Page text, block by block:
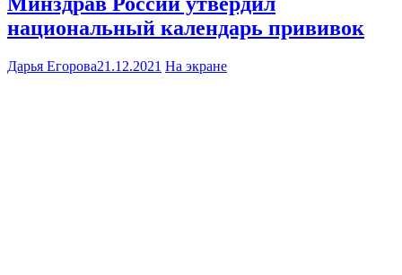
национальный календарь прививок
Дарья Егорова21.12.2021 На экране